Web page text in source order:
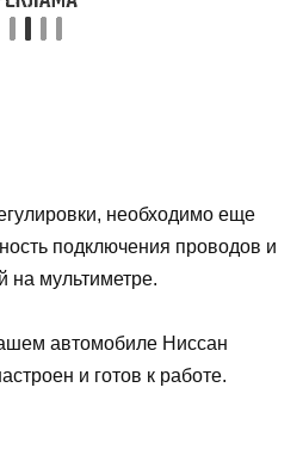
необходимо еще
подключения проводов и
на мультиметре.
автомобиле Ниссан
и готов к работе.